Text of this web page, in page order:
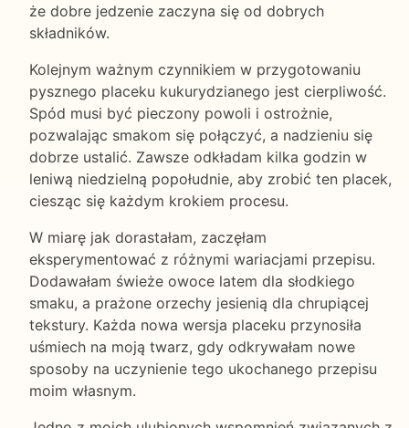
że dobre jedzenie zaczyna się od dobrych
składników.
Kolejnym ważnym czynnikiem w przygotowaniu
pysznego placeku kukurydzianego jest cierpliwość.
Spód musi być pieczony powoli i ostrożnie,
pozwalając smakom się połączyć, a nadzieniu się
dobrze ustalić. Zawsze odkładam kilka godzin w
leniwą niedzielną popołudnie, aby zrobić ten placek,
ciesząc się każdym krokiem procesu.
W miarę jak dorastałam, zaczęłam
eksperymentować z różnymi wariacjami przepisu.
Dodawałam świeże owoce latem dla słodkiego
smaku, a prażone orzechy jesienią dla chrupiącej
tekstury. Każda nowa wersja placeku przynosiła
uśmiech na moją twarz, gdy odkrywałam nowe
sposoby na uczynienie tego ukochanego przepisu
moim własnym.